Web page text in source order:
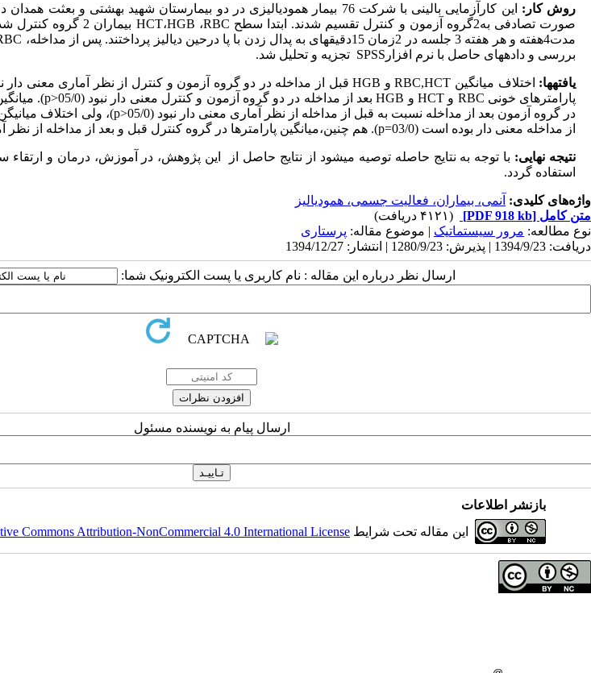
روش کار:
صورت تصادفی به2گروه آزمون و کنترل تقسیم شدند. ابتدا سطح
RBC، HGB،HCT
بیماران 2 گروه
مدت4هفته و هر هفته 3 جلسه در 2زمان 15دقیقه­ای به پدال زدن با پا درحین دیالیز ­پرداختند. پس از مداخله،
بررسی و داده­های حاصل با نرم افزار SPSS تجزیه و تحلیل شد.
یافته­ها: اختلاف میانگین RBC,HCTو HGBقبل از مداخله در دو گروه آزمون و کنترل از نظر آماری معنی دار نبود
پارامترهای خونی RBC و HCTو HGBبعد از مداخله در دو گروه آزمون و کنترل معنی دار نبود (05/0 p>
).
در گروه آزمون بعد از مداخله نسبت به قبل از مداخله از نظر آماری معنی دار نبود (05/0
p>)، ولی اختلاف
از مداخله معنی دار بوده است (03/0=
p). هم چنین،میانگین پارامترها در گروه کنترل قبل و بعد از مداخله از نظر
نتیجه نهایی: با توجه به نتایج حاصله توصیه می­شود از نتایج حاصل از این پژوهش، در آموزش، درمان و
استفاده گردد.
واژه‌های کلیدی: آنمی، بیماران، فعالیت جسمی، همودیالیز
متن کامل [PDF 918 kb]
(۴۱۲۱ دریافت)
نوع مطالعه: مرور سیستماتیک | موضوع مقاله: پرستاری
دریافت: 1394/9/23 | پذیرش: 1280/9/23 | انتشار: 1394/12/27
ارسال نظر درباره این مقاله : نام کاربری یا پست الکترونیک شما:
ارسال پیام به نویسنده مسئول
بازنشر اطلاعات
این مقاله تحت شرایط Commons Attribution-NonCommercial 4.0 International License